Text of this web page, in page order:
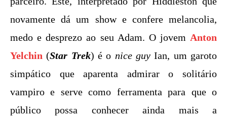
novamente dá um show e confere melancolia,
medo e desprezo ao seu Adam. O jovem Anton
Yelchin (Star Trek) é o nice guy Ian, um garoto
simpático que aparenta admirar o solitário
vampiro e serve como ferramenta para que o
público possa conhecer ainda mais a